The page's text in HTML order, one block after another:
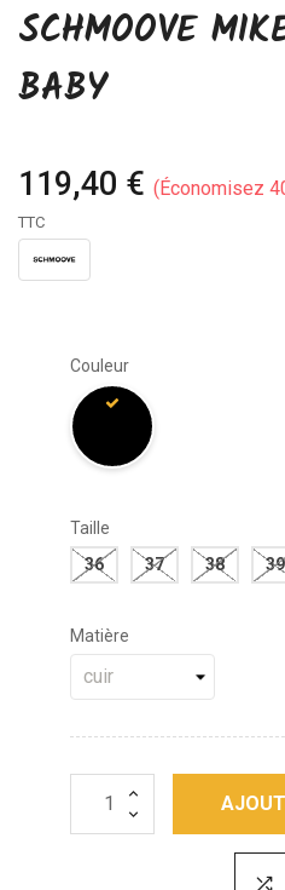
SCHMOOVE
BABY
119,40 € Économisez
TTC
Couleur
Taille
36
37 38 39
Matière